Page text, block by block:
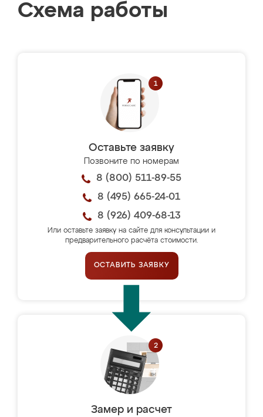
Схема работы
Оставьте заявку
Позвоните по номерам
8 (800) 511-89-55
8 (495) 665-24-01
8 (926) 409-68-13
Или оставьте заявку на сайте для консультации и
предварительного расчёта стоимости.
ОСТАВИТЬ ЗАЯВКУ
Замер и расчет